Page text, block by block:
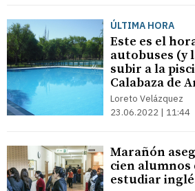
ÚLTIMA HORA
Este es el
autobuses (y
subir a la
Calabaza de
Loreto Velázquez
23.06.2022 | 11:44
Marañón
cien alumnos
estudiar